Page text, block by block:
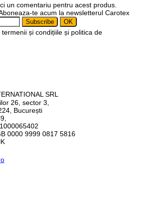
un comentariu pentru acest produs.
te acum la newsletterul Carotex
și condițiile și politica de
SRL
26, sector 3,
București
0000 9999 0817 5816